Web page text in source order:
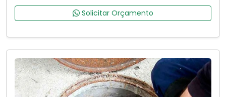
Solicitar Orçamento